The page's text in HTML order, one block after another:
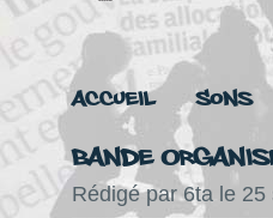
Accueil Sons
Bande
Rédigé par 6ta le